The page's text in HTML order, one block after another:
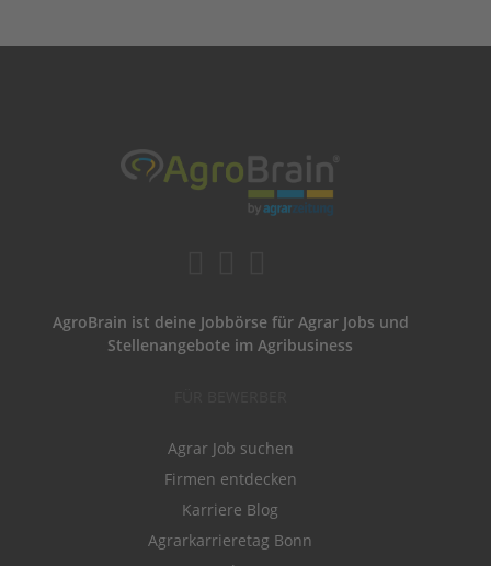
AgroBrain ist deine Jobbörse für Agrar Jobs und
Stellenangebote im Agribusiness
Agrar Job suchen
Firmen entdecken
Karriere Blog
Agrarkarrieretag Bonn